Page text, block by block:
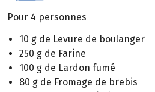
Pour 4 personnes
10 g de Levure de boulanger
250 g de Farine
100 g de Lardon fumé
80 g de Fromage de brebis